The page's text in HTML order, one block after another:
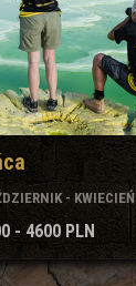
- KWIECIEŃ
- 4600 PLN